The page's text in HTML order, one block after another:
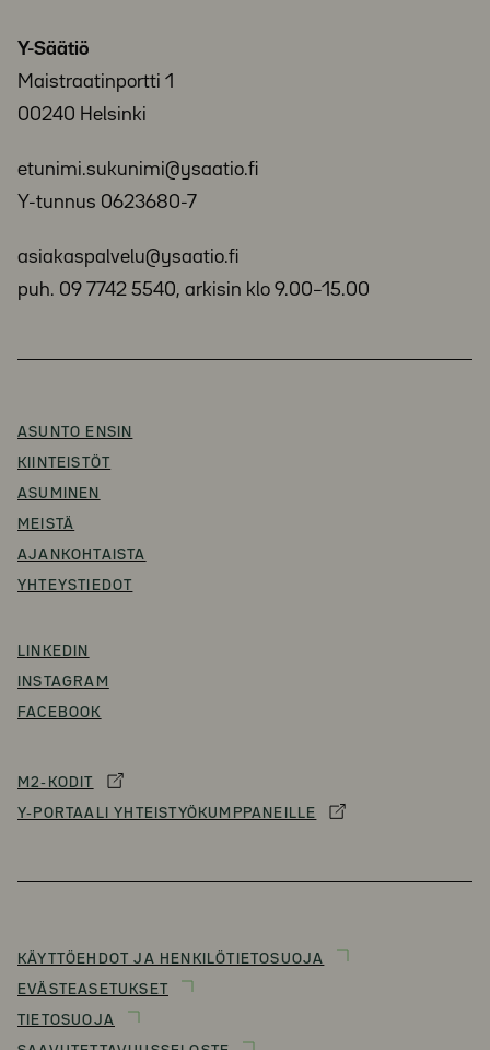
Y-Säätiö
Maistraatinportti 1
00240 Helsinki
etunimi.sukunimi@ysaatio.fi
Y-tunnus 0623680-7
asiakaspalvelu@ysaatio.fi
puh. 09 7742 5540, arkisin klo 9.00–15.00
ASUNTO ENSIN
KIINTEISTÖT
ASUMINEN
MEISTÄ
AJANKOHTAISTA
YHTEYSTIEDOT
LINKEDIN
INSTAGRAM
FACEBOOK
M2-KODIT
Y-PORTAALI YHTEISTYÖKUMPPANEILLE
KÄYTTÖEHDOT JA HENKILÖTIETOSUOJA
EVÄSTEASETUKSET
TIETOSUOJA